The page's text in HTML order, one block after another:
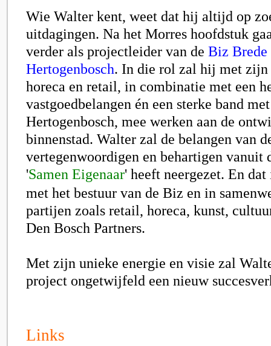
Wie Walter kent, weet dat hij altijd op
uitdagingen. Na het Morres hoofdstuk
verder als projectleider van de Biz Brede
Hertogenbosch. In die rol zal hij met
horeca en retail, in combinatie met een
vastgoedbelangen én een sterke band met
Hertogenbosch, mee werken aan de
binnenstad. Walter zal de belangen van
vertegenwoordigen en behartigen
'Samen Eigenaar' heeft neergezet. En
met het bestuur van de Biz en in
partijen zoals retail, horeca, kunst,
Den Bosch Partners.
Met zijn unieke energie en visie zal
project ongetwijfeld een nieuw
Links